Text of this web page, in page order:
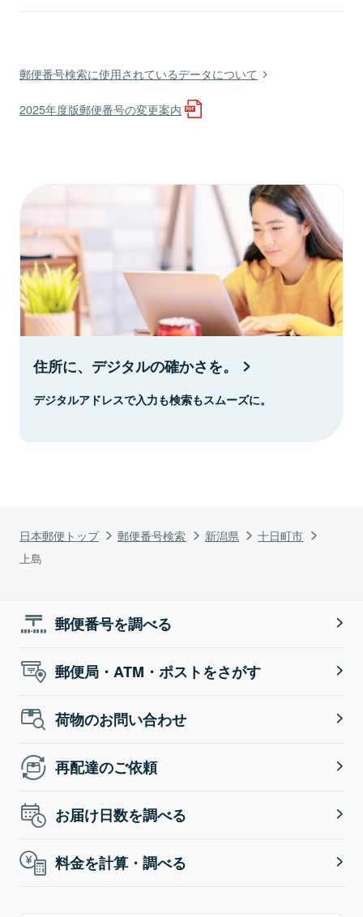
日本郵便トップ 郵便番号検索 新潟県
十日町市
上島
郵便番号検索に使用されているデータについて
2025年度版郵便番号の変更案内
住所に、デジタルの確かさを。
デジタルアドレスで入力も検索もスムーズに。
郵便番号を調べる
郵便局・ATM・ポストをさがす
荷物のお問い合わせ
再配達のご依頼
お届け日数を調べる
料金を計算・調べる